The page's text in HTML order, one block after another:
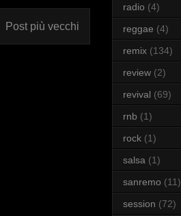
Post più vecchi
radio (4)
reggae (4)
remix (134)
review (2)
revival (69)
rnb (1)
rock (1)
salsa (1)
sanremo (11)
session (72)